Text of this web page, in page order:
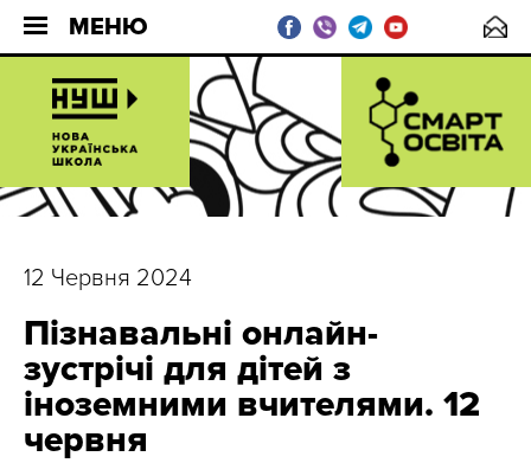
МЕНЮ
12 Червня 2024
Пізнавальні онлайн-
зустрічі для дітей з
іноземними вчителями. 12
червня